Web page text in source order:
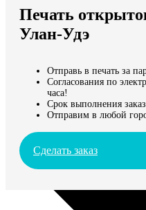
Мы доставляем по всему
Продолжить без города
Печать
Улан-Удэ
Отправь в печать за
Согласования по
часа!
Срок выполнения
Отправим в любой
Сделать заказ